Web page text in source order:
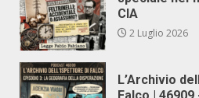
CIA
2 Luglio 2026
L’Archivio